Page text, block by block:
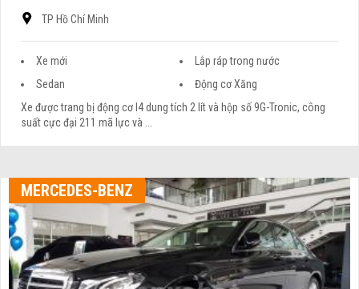
TP Hồ Chí Minh
Xe mới
Lắp ráp trong nước
Sedan
Động cơ Xăng
Xe được trang bị động cơ I4 dung tích 2 lít và hộp số 9G-Tronic, công
suất cực đại 211 mã lực và ...
MERCEDES-BENZ